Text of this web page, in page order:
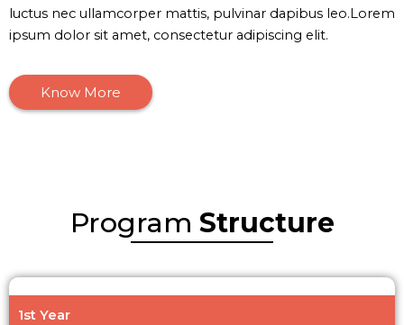
luctus nec ullamcorper mattis, pulvinar dapibus leo.Lorem
ipsum dolor sit amet, consectetur adipiscing elit.
Know More
Program Structure
1st Year